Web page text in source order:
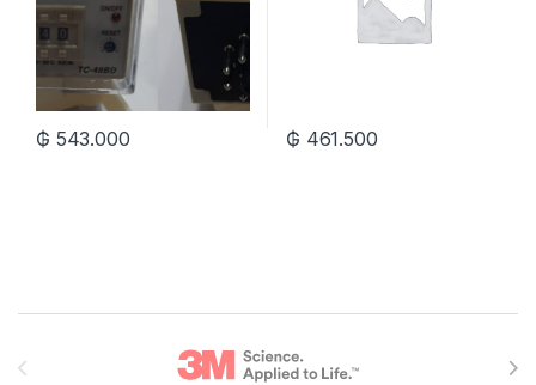
₲ 543.000 ₲ 461.500